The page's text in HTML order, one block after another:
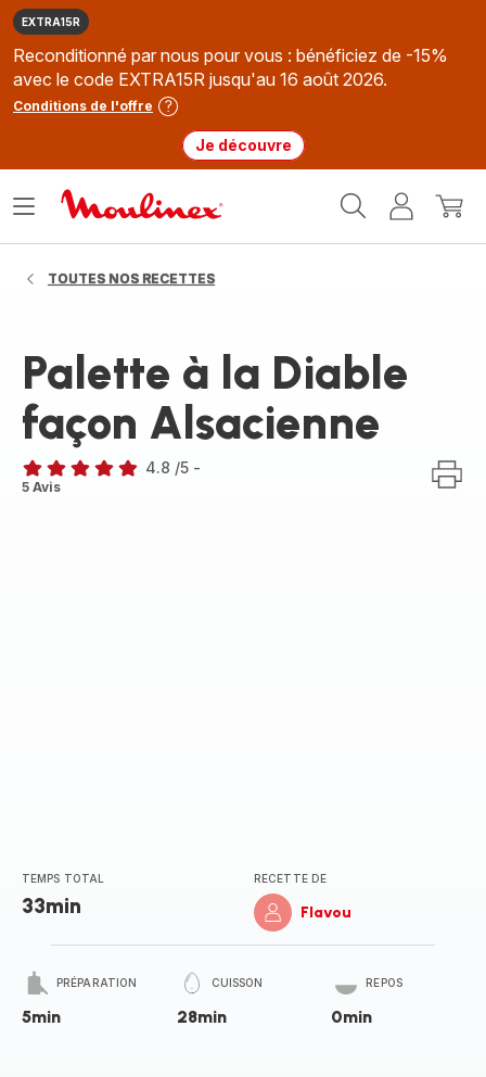
EXTRA15R
Reconditionné par nous pour vous : bénéficiez de -15%
avec le code EXTRA15R jusqu'au 16 août 2026.
Conditions de l'offre
Je découvre
MonMon
Ouvrir
TOUTES NOS RECETTES
Palette à la Diable
façon Alsacienne
ratings.4.8
4.8 /5 -
5 Avis
TEMPS TOTAL
33min
RECETTE DE
Flavou
PRÉPARATION
5min
CUISSON
28min
REPOS
0min